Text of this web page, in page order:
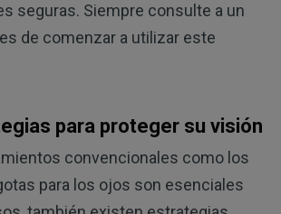
seguras. Siempre consulte a un
de comenzar a utilizar este
para proteger su visión
convencionales como los
para los ojos son esenciales